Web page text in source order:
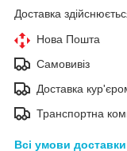
Доставка
Нова Пошта
Самовивіз
Доставка
Транспортна
Всі умови доставки